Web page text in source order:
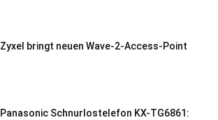
Zyxel bringt neuen Wave-2-Access-Point
Panasonic Schnurlostelefon KX-TG6861: